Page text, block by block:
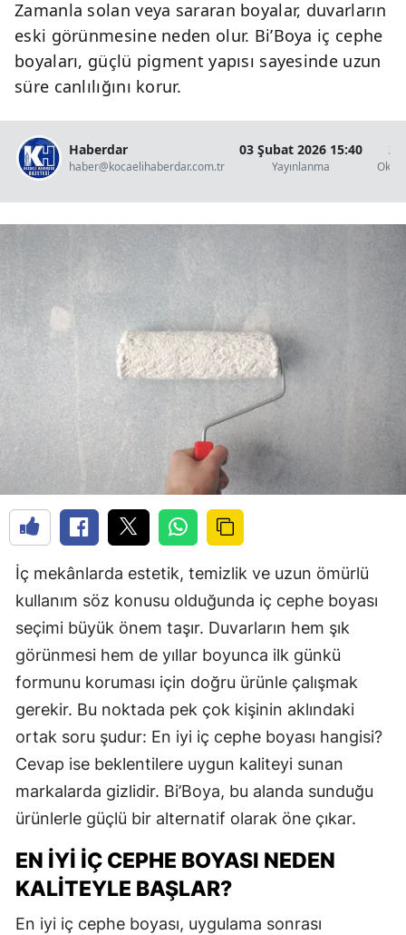
Zamanla solan veya sararan boyalar, duvarların
eski görünmesine neden olur. Bi’Boya iç cephe
boyaları, güçlü pigment yapısı sayesinde uzun
süre canlılığını korur.
Haberdar
haber@kocaelihaberdar.com.tr
03 Şubat 2026 15:40
Yayınlanma
2
İç mekânlarda estetik, temizlik ve uzun ömürlü
kullanım söz konusu olduğunda iç cephe boyası
seçimi büyük önem taşır. Duvarların hem şık
görünmesi hem de yıllar boyunca ilk günkü
formunu koruması için doğru ürünle çalışmak
gerekir. Bu noktada pek çok kişinin aklındaki
ortak soru şudur: En iyi iç cephe boyası hangisi?
Cevap ise beklentilere uygun kaliteyi sunan
markalarda gizlidir. Bi’Boya, bu alanda sunduğu
ürünlerle güçlü bir alternatif olarak öne çıkar.
EN İYI İÇ CEPHE BOYASI NEDEN
KALITEYLE BAŞLAR?
En iyi iç cephe boyası, uygulama sonrası